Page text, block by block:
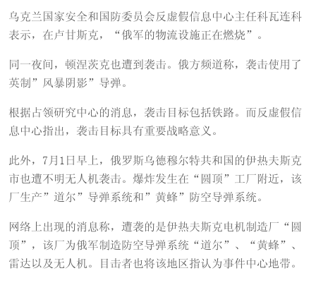
乌克兰国家安全和国防委员会反虚假信息中心主任科瓦连科
表示，在卢甘斯克，“俄军的物流设施正在燃烧”。
同一夜间，顿涅茨克也遭到袭击。俄方频道称，袭击使用了
英制”风暴阴影”导弹。
根据占领研究中心的消息，袭击目标包括铁路。而反虚假信
息中心指出，袭击目标具有重要战略意义。
此外，7月1日早上，俄罗斯乌德穆尔特共和国的伊热夫斯克
市也遭不明无人机袭击。爆炸发生在“圆顶”工厂附近，该
厂生产”道尔”导弹系统和”黄蜂”防空导弹系统。
网络上出现的消息称，遭袭的是伊热夫斯克电机制造厂“圆
顶”，该厂为俄军制造防空导弹系统“道尔”、“黄蜂”、
雷达以及无人机。目击者也将该地区指认为事件中心地带。